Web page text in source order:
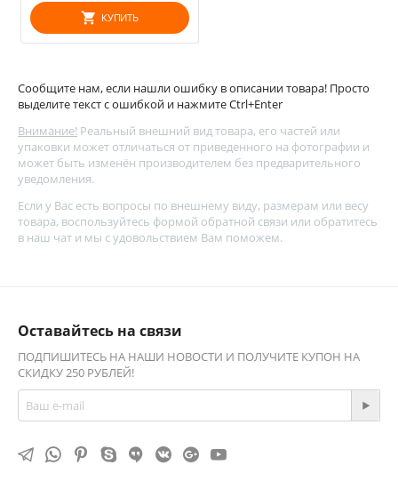
КУПИТЬ
Сообщите нам, если нашли ошибку в описании товара! Просто
выделите текст с ошибкой и нажмите Ctrl+Enter
Внимание! Реальный внешний вид товара, его частей или
упаковки может отличаться от приведенного на фотографии и
может быть изменён производителем без предварительного
уведомления.
Если у Вас есть вопросы по внешнему виду, размерам или весу
товара, воспользуйтесь формой обратной связи или обратитесь
в наш чат и мы с удовольствием Вам поможем.
Оставайтесь на связи
ПОДПИШИТЕСЬ НА НАШИ НОВОСТИ И ПОЛУЧИТЕ КУПОН НА
СКИДКУ 250 РУБЛЕЙ!